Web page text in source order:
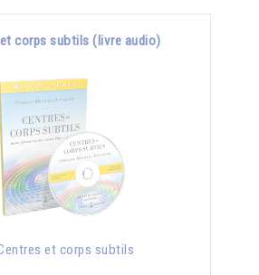
corps subtils (livre audio)
et corps subtils